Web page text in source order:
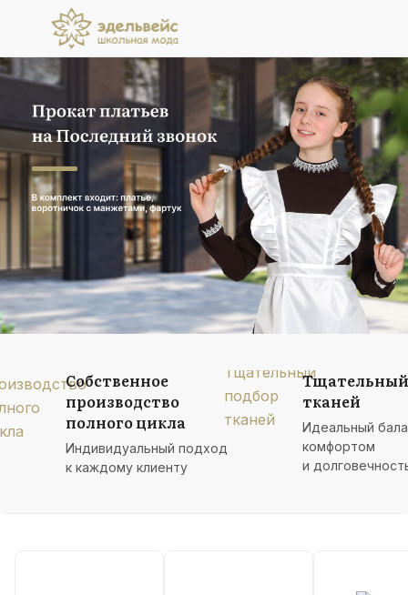
Прокат платьев
на Последний звонок
В комплект входит: платье, воротничок
с манжетами, фартук
Подробнее
Собственное
производство
полного цикла
Индивидуальный подход
к каждому клиенту
тканей
Идеальный
комфортом
и